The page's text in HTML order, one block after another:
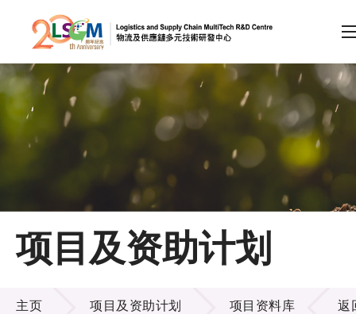
跳到内容（按回车键）
会员登录
A A EN 繁 简
主页
关于LSCM
技术商品化
项目及资助计划
项目及资助计划
主页 项目及资助计划 项目资料库 返